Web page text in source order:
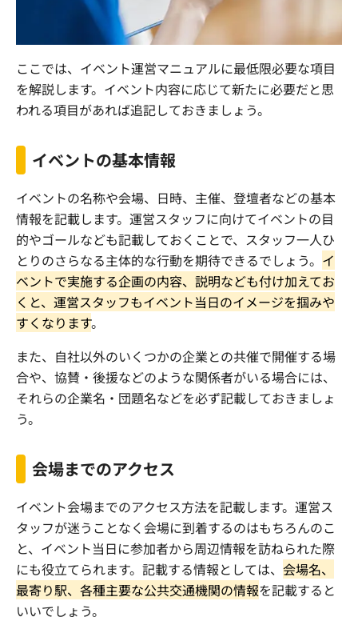
ここでは、イベント運営マニュアルに最低限必要な項目
を解説します。イベント内容に応じて新たに必要だと思
われる項目があれば追記しておきましょう。
イベントの基本情報
イベントの名称や会場、日時、主催、登壇者などの基本
情報を記載します。運営スタッフに向けてイベントの目
的やゴールなども記載しておくことで、スタッフ一人ひ
とりのさらなる主体的な行動を期待できるでしょう。 イ
ベントで実施する企画の内容、説明なども付け加えてお
くと、運営スタッフもイベント当日のイメージを掴みや
すくなります。
また、自社以外のいくつかの企業との共催で開催する場
合や、協賛・後援などのような関係者がいる場合には、
それらの企業名・団題名などを必ず記載しておきましょ
う。
会場までのアクセス
イベント会場までのアクセス方法を記載します。運営ス
タッフが迷うことなく会場に到着するのはもちろんのこ
と、イベント当日に参加者から周辺情報を訪ねられた際
にも役立てられます。記載する情報としては、 会場名、
最寄り駅、各種主要な公共交通機関の情報を記載すると
いいでしょう。